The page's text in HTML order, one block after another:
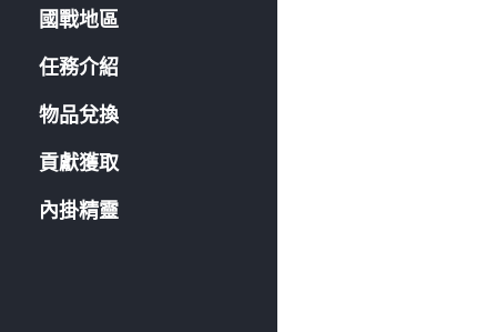
國戰地區
任務介紹
物品兌換
貢獻獲取
內掛精靈